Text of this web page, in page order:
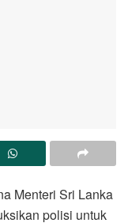
Menteri Sri Lanka
polisi untuk